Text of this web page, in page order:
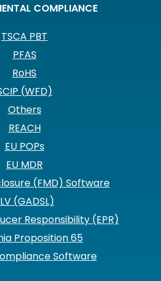
COMPLIANCE
TSCA PBT
PFAS
RoHS
(WFD)
Others
REACH
EU POPs
EU MDR
(FMD) Software
(GADSL)
Responsibility (EPR)
Proposition 65
Software